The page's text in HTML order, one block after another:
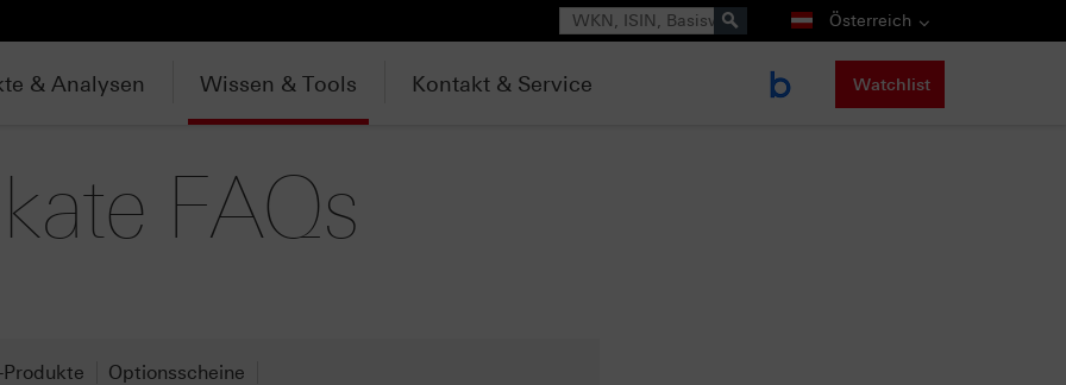
Suche Österreich
& Analysen Wissen & Tools Kontakt & Service Watchlist
FAQs
Optionsscheine